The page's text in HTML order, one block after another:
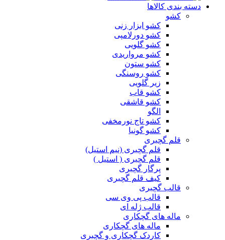
دسته بندی کالاها
کشو
کشو ابزار زنی
کشو دورلامپی
کشو گلویی
کشو مرواریدی
کشو ستون
کشو روسنگی
زیر گلویی
کشو قاب
کشو قاشقی
الگو
کشو تاج نورمخفی
کشو گونیا
قلم گچبری
قلم گچبری (نیم استیل)
قلم گچبری ( استیل )
پرگار گچبری
کیف قلم گچبری
قالب گچبری
قالب پی وی سی
قالب ژله ای
ماله های گچکاری
ماله های گچکاری
کاردک گچکاری و گچبری